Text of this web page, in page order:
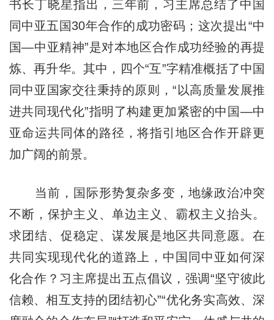
书长丁晓星指出，三年前，习主席总结了中国
同中亚五国30年合作的成功密码；这次提出“中
国—中亚精神”是对本地区合作成功经验的再提
炼、再升华。其中，四个“互”字精准概括了中国
同中亚国家交往秉持的原则，“以高质量发展推
进共同现代化”指明了构建更加紧密的中国—中
亚命运共同体的路径，将指引地区合作开辟更
加广阔的前景。
当前，国际形势复杂多变，地缘政治冲突
不断，保护主义、单边主义、霸权主义抬头。
求团结、促稳定、谋发展是地区共同意愿。在
共同实现现代化的道路上，中国同中亚如何深
化合作？习主席提出五点倡议，强调“坚守彼此
信赖、相互支持的团结初心”“优化务实高效、深